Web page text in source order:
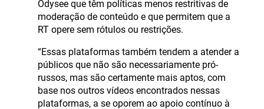
Odysee que têm políticas menos restritivas de
moderação de conteúdo e que permitem que a
RT opere sem rótulos ou restrições.
“Essas plataformas também tendem a atender a
públicos que não são necessariamente pró-
russos, mas são certamente mais aptos, com
base nos outros vídeos encontrados nessas
plataformas, a se oporem ao apoio contínuo à